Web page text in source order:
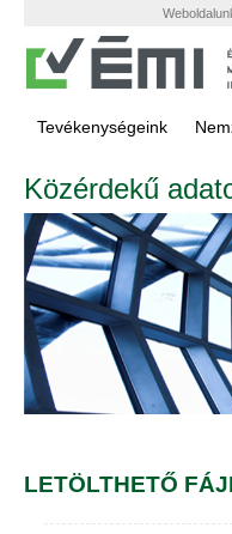
Tevékenységeink
Közérdekű
LETÖLTHETŐ